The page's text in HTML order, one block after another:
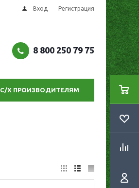
Вход Регистрация
8 800 250 79 75
С/Х ПРОИЗВОДИТЕЛЯМ